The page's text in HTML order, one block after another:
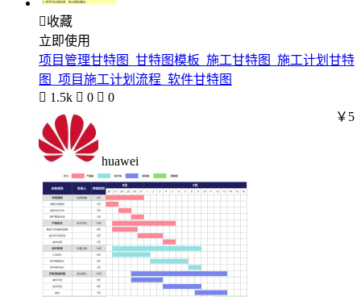
收藏
立即使用
项目管理甘特图_甘特图模板_施工甘特图_施工计划甘特
图_项目施工计划流程_软件甘特图
 1.5k  0  0
huawei
￥5